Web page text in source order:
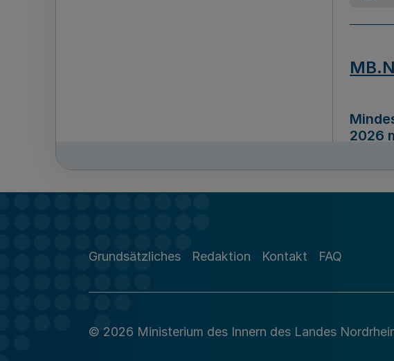
2026
Grundsätzliches Redaktion Kontakt FAQ
© 2026 Ministerium des Innern des Landes